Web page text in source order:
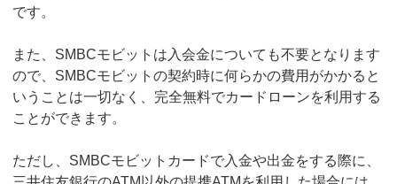
です。
また、SMBCモビットは入会金についても不要となります
ので、SMBCモビットの契約時に何らかの費用がかかると
いうことは一切なく、完全無料でカードローンを利用する
ことができます。
ただし、SMBCモビットカードで入金や出金をする際に、